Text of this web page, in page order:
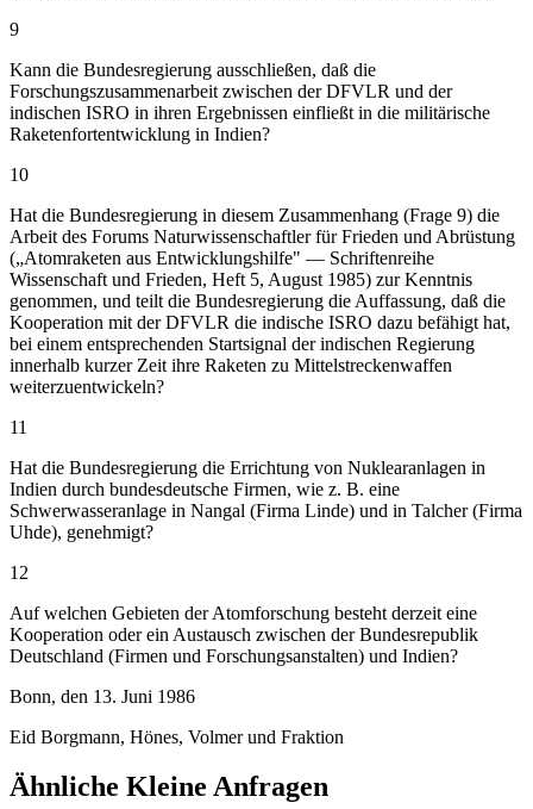
9
Kann die Bundesregierung ausschließen, daß die
Forschungszusammenarbeit zwischen der DFVLR und der
indischen ISRO in ihren Ergebnissen einfließt in die militärische
Raketenfortentwicklung in Indien?
10
Hat die Bundesregierung in diesem Zusammenhang (Frage 9) die
Arbeit des Forums Naturwissenschaftler für Frieden und Abrüstung
(„Atomraketen aus Entwicklungshilfe" — Schriftenreihe
Wissenschaft und Frieden, Heft 5, August 1985) zur Kenntnis
genommen, und teilt die Bundesregierung die Auffassung, daß die
Kooperation mit der DFVLR die indische ISRO dazu befähigt hat,
bei einem entsprechenden Startsignal der indischen Regierung
innerhalb kurzer Zeit ihre Raketen zu Mittelstreckenwaffen
weiterzuentwickeln?
11
Hat die Bundesregierung die Errichtung von Nuklearanlagen in
Indien durch bundesdeutsche Firmen, wie z. B. eine
Schwerwasseranlage in Nangal (Firma Linde) und in Talcher (Firma
Uhde), genehmigt?
12
Auf welchen Gebieten der Atomforschung besteht derzeit eine
Kooperation oder ein Austausch zwischen der Bundesrepublik
Deutschland (Firmen und Forschungsanstalten) und Indien?
Bonn, den 13. Juni 1986
Eid Borgmann, Hönes, Volmer und Fraktion
Ähnliche Kleine Anfragen